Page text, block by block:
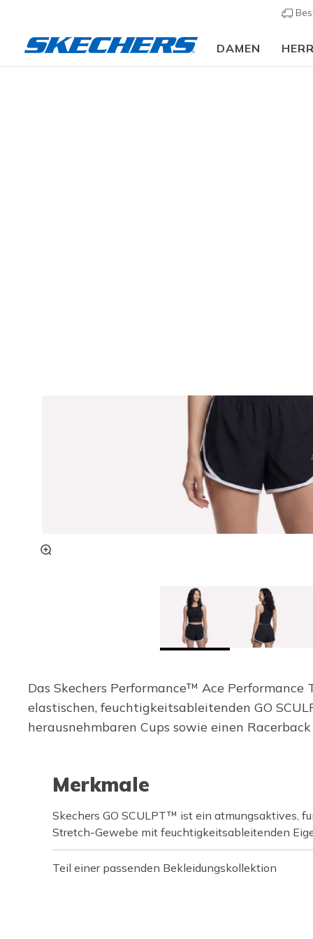
DAMEN
Das Skechers Performance™ Ace
elastischen, feuchtigkeitsableitenden GO
herausnehmbaren Cups sowie einen
Merkmale
Skechers GO SCULPT™ ist ein atmungsaktives,
Stretch-Gewebe mit feuchtigkeitsableitenden
Teil einer passenden Bekleidungskollektion